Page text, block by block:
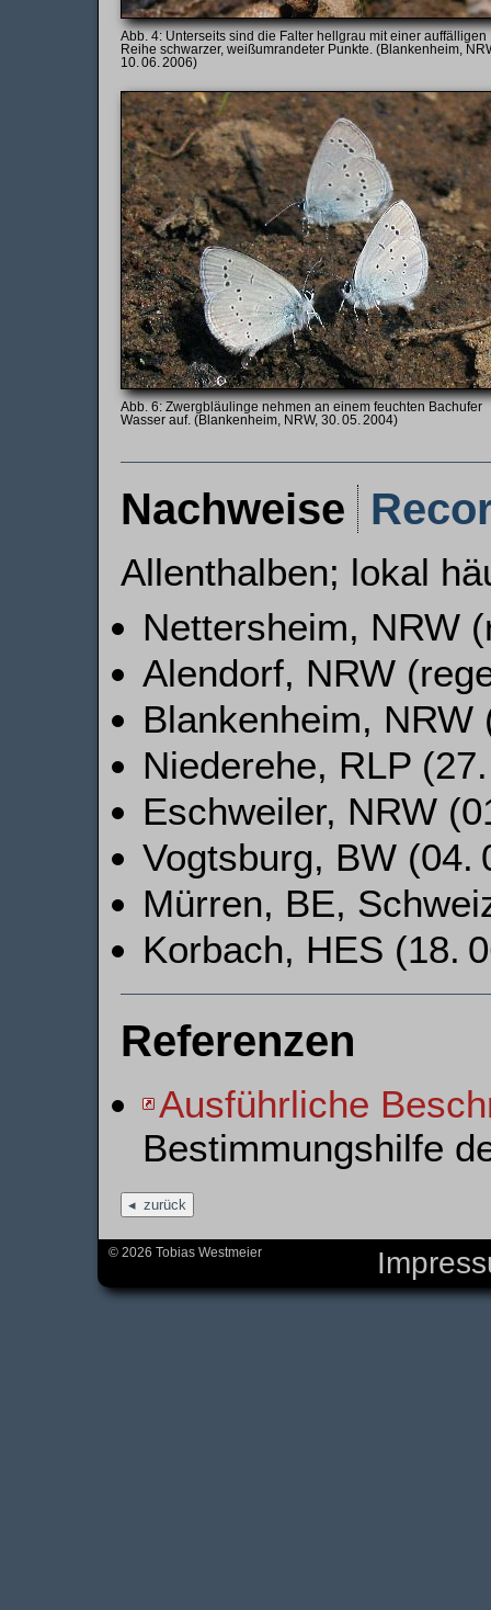
Unterseits sind die Falter hellgrau mit einer auffälligen
Reihe schwarzer, weißumrandeter Punkte. (Blankenheim,
10. 06. 2006)
Zwergbläulinge nehmen an einem feuchten Bachufer
Wasser auf. (Blankenheim, NRW, 30. 05. 2004)
Nachweise
Allenthalben; lokal
Nettersheim, NRW
Alendorf, NRW
Blankenheim, NRW
Niederehe, RLP
Eschweiler, NRW
Vogtsburg, BW (04.
Mürren, BE,
Korbach, HES (18.
Referenzen
Ausführliche
Bestimmungshilfe
zurück
© 2026 Tobias Westmeier